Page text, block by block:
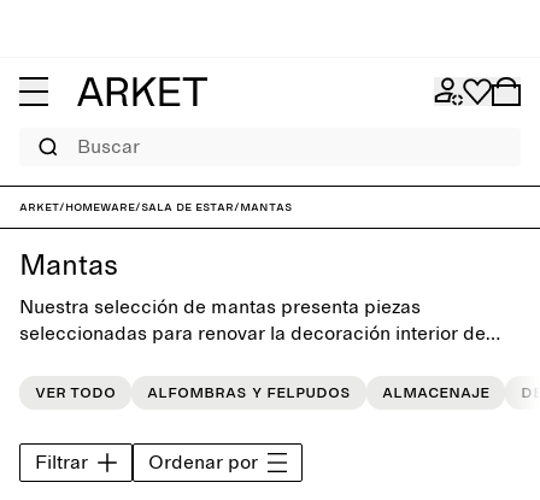
Buscar
ARKET/Homeware/Sala de estar/Mantas
Mantas
Nuestra selección de mantas presenta piezas
seleccionadas para renovar la decoración interior de
lana tanto en tonos neutros como coloridas,
allá de las temporadas.
Ver todo Alfombras y felpudos Almacenaje
Filtrar Ordenar por